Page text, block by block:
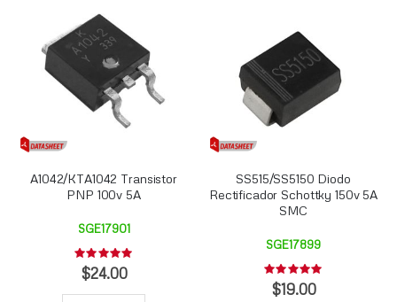
A1042/KTA1042 Transistor
PNP 100v 5A
SGE17901
Rating:
0%
$24.00
SS515/SS5150 Diodo
Rectificador Schottky 150v 5A
SMC
SGE17899
Rating:
0%
$19.00